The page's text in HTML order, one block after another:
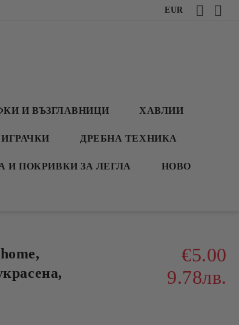
EUR
И ВЪЗГЛАВНИЦИ ХАВЛИИ
ИГРАЧКИ ДРЕБНА ТЕХНИКА
И ПОКРИВКИ ЗА ЛЕГЛА НОВО
€5.00
9.78лв.